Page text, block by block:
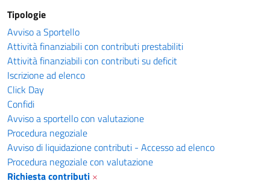
Tipologie
Avviso a Sportello
Attività finanziabili con contributi prestabiliti
Attività finanziabili con contributi su deficit
Iscrizione ad elenco
Click Day
Confidi
Avviso a sportello con valutazione
Procedura negoziale
Avviso di liquidazione contributi - Accesso ad elenco
Procedura negoziale con valutazione
Richiesta contributi ×